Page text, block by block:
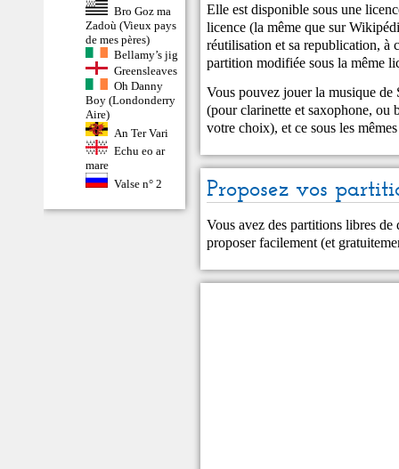
Bro Goz ma
Zadoù (Vieux pays
de mes pères)
Bellamy’s jig
Greensleaves
Oh Danny
Boy (Londonderry
Aire)
An Ter Vari
Echu eo ar
mare
Valse n° 2
Elle est disponible sous une
licence (la même que sur
réutilisation et sa republication, à
partition modifiée sous la même
Vous pouvez jouer la musique
(pour clarinette et saxophone, ou
votre choix), et ce sous les
Proposez vos
Vous avez des partitions libres
proposer facilement (et